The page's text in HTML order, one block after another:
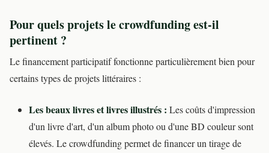
Pour quels projets le crowdfunding est-il
pertinent ?
Le financement participatif fonctionne particulièrement bien pour
certains types de projets littéraires :
Les beaux livres et livres illustrés : Les coûts d'impression
d'un livre d'art, d'un album photo ou d'une BD couleur sont
élevés. Le crowdfunding permet de financer un tirage de